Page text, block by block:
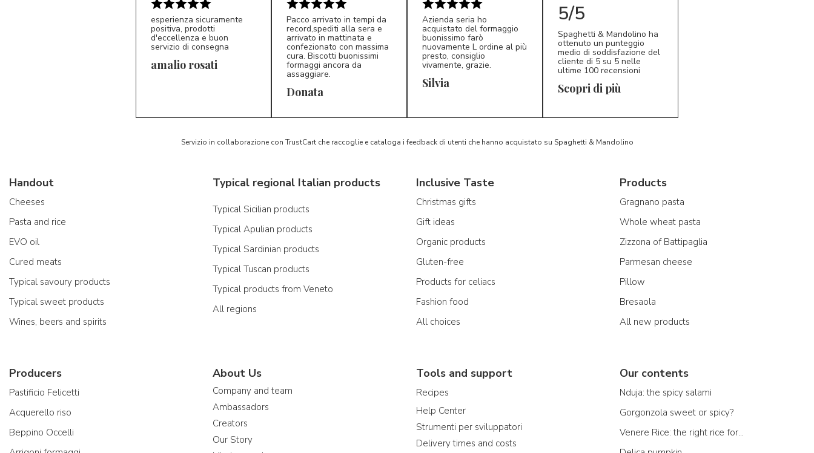
esperienza sicuramente
positiva, prodotti
d'eccellenza e buon
servizio di consegna
amalio rosati
D*
Pacco arrivato in tempi da
record,spediti alla sera e
arrivato in mattinata e
confezionato con massima
cura. Biscotti buonissimi
formaggi ancora da
assaggiare.
Donata S*
Azienda seria ho
acquistato del formaggio
buonissimo farò
nuovamente L ordine al più
presto, consiglio
vivamente, grazie.
Silvia
5/5
Spaghetti & Mandolino ha
ottenuto un punteggio
medio di soddisfazione del
cliente di 5 su 5 nelle
ultime 100 recensioni
Scopri di più
Servizio in collaborazione con TrustCart che raccoglie e cataloga i feedback di utenti che hanno acquistato su Spaghetti & Mandolino
Handout
Cheeses
Pasta and rice
EVO oil
Cured meats
Typical savoury products
Typical sweet products
Wines, beers and spirits
Typical regional Italian products
Typical Sicilian products
Typical Apulian products
Typical Sardinian products
Typical Tuscan products
Typical products from Veneto
All regions
Inclusive Taste
Christmas gifts
Gift ideas
Organic products
Gluten-free
Products for celiacs
Fashion food
All choices
Products
Gragnano pasta
Whole wheat pasta
Zizzona of Battipaglia
Parmesan cheese
Pillow
Bresaola
All new products
Producers
Pastificio Felicetti
Acquerello riso
Beppino Occelli
About Us
Company and team
Ambassadors
Creators
Our Story
Tools and support
Recipes
Help Center
Strumenti per sviluppatori
Delivery times and costs
Our contents
Nduja: the spicy salami
Gorgonzola sweet or spicy?
Venere Rice: the right rice for...